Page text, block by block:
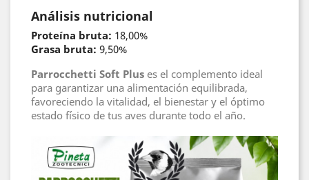
Análisis nutricional
Proteína bruta: 18,00%
Grasa bruta: 9,50%
Parrocchetti Soft Plus es el complemento ideal
para garantizar una alimentación equilibrada,
favoreciendo la vitalidad, el bienestar y el óptimo
estado físico de tus aves durante todo el año.